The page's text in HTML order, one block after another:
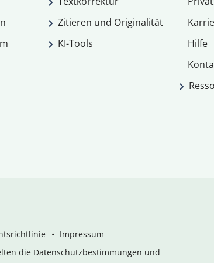
Zitieren und Originalität
KI-Tools
Hilfe
Impressum
die Datenschutzbestimmungen und